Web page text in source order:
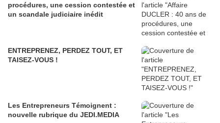
procédures, une cession contestée et
un scandale judiciaire inédit
ENTREPRENEZ, PERDEZ TOUT, ET
TAISEZ-VOUS !
Les Entrepreneurs Témoignent :
nouvelle rubrique du JEDI.MEDIA